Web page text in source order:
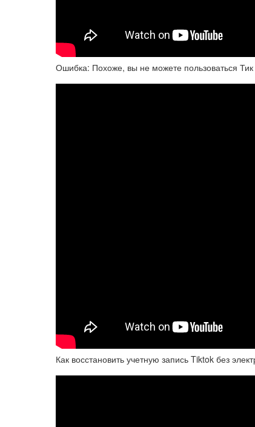
Ошибка: Похоже, вы не можете пользоваться
Как восстановить учетную запись Tiktok без